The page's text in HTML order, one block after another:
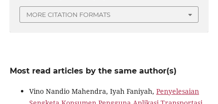
MORE CITATION FORMATS
Most read articles by the same author(s)
Vino Nandio Mahendra, Iyah Faniyah, Penyelesaian